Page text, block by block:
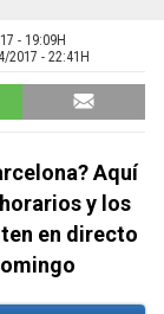
- 19:09H
2017 - 22:41H
Aquí
y los
en directo